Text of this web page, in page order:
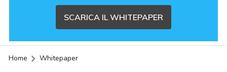
SCARICA IL WHITEPAPER
Home Whitepaper